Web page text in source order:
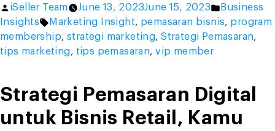
Member
untuk
Tingkatkan
Performa
Posted
by
iSeller Team June 13, 2023June 15, 2023
Posted
in
Business
Insights
Tags:
Marketing Insight, pemasaran bisnis, program
membership,strategi marketing,Strategi Pemasaran,
tips marketing, tips pemasaran,vip member
Strategi Pemasaran Digital
untuk Bisnis Retail, Kamu